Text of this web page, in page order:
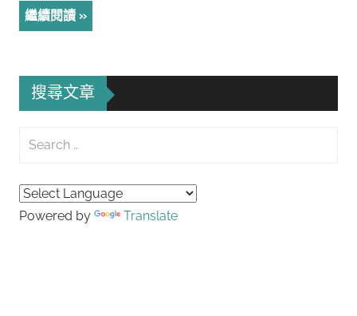
繼續閱讀
搜尋文章
Search
Powered by Translate